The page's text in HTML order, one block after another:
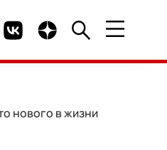
канал HELLO
Группа HELLO Вконтакте
Канал HELLO в Дзен
нового в жизни